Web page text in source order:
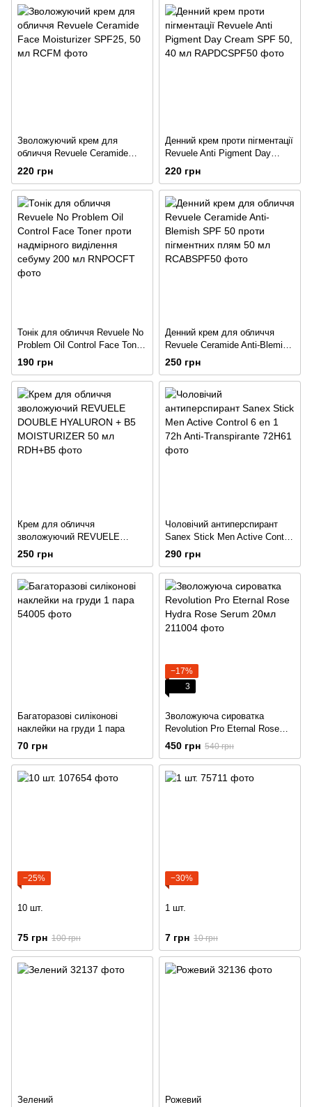
Зволожуючий крем для
обличчя Revuele Ceramide
Face Moisturizer SPF25, 50 мл
220 грн
Денний крем проти пігментації
Revuele Anti Pigment Day
Cream SPF 50, 40 мл
220 грн
Тонік для обличчя Revuele No
Problem Oil Control Face Toner
проти надмірного виділення
себуму 200 мл
190 грн
Денний крем для обличчя
Revuele Ceramide Anti-Blemish
SPF 50 проти пігментних плям
250 грн
Крем для обличчя
зволожуючий REVUELE
DOUBLE HYALURON + B5
MOISTURIZER 50 мл
250 грн
Чоловічий антиперспирант
Sanex Stick Men Active Control
6 en 1 72h Anti-Transpirante
290 грн
Багаторазові силіконові
наклейки на груди 1 пара
70 грн
−17%
3
Зволожуюча сироватка
Revolution Pro Eternal Rose
Hydra Rose Serum 20мл
450 грн 540 грн
−25%
10 шт.
75 грн 100 грн
−30%
1 шт.
7 грн 10 грн
Зелений Рожевий